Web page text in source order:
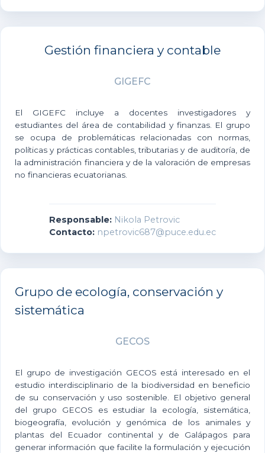
Gestión financiera y contable
GIGEFC
El GIGEFC incluye a docentes investigadores y
estudiantes del área de contabilidad y finanzas. El grupo
se ocupa de problemáticas relacionadas con normas,
políticas y prácticas contables, tributarias y de auditoría, de
la administración financiera y de la valoración de empresas
no financieras ecuatorianas.
Responsable: Nikola Petrovic
Contacto: npetrovic687@puce.edu.ec
Grupo de ecología, conservación y
sistemática
GECOS
El grupo de investigación GECOS está interesado en el
estudio interdisciplinario de la biodiversidad en beneficio
de su conservación y uso sostenible. El objetivo general
del grupo GECOS es estudiar la ecología, sistemática,
biogeografía, evolución y genómica de los animales y
plantas del Ecuador continental y de Galápagos para
generar información que facilite la formulación y ejecución